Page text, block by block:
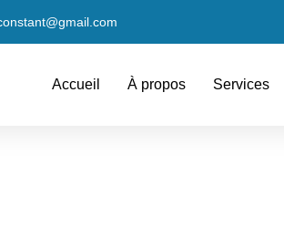
Accueil À propos Services